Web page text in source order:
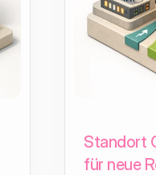
Standort
für neue